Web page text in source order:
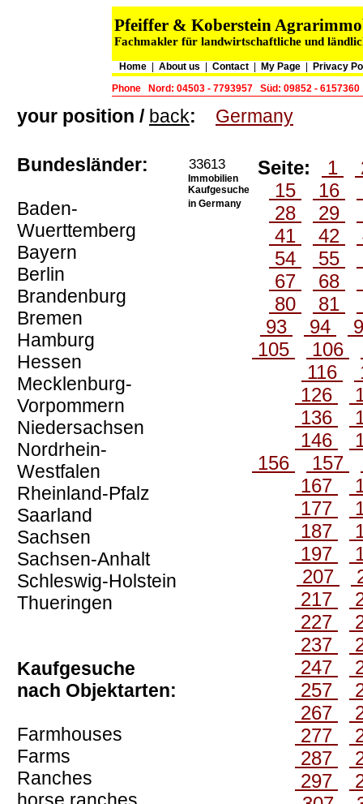
Pfeiffer & Koberstein
Fachmakler für landwirtschaftliche und
Home About us Contact My Page
Privacy
Phone
Nord: 04503 - 7793957 Süd: 09852 - 6157360
your position / back: Germany
Bundesländer:
Baden-
Wuerttemberg
Bayern
Berlin
Brandenburg
Bremen
Hamburg
Hessen
Mecklenburg-
Vorpommern
Niedersachsen
Nordrhein-
Westfalen
Rheinland-Pfalz
Saarland
Sachsen
Sachsen-Anhalt
Schleswig-Holstein
Thueringen
Kaufgesuche
nach Objektarten:
Farmhouses
Farms
Ranches
33613
Immobilien
Kaufgesuche
in Germany
Seite: 1
15
16
28
29
41
42
54
55
67
68
80
81
93
94
105
106
116
126
136
146
156
157
167
177
187
197
207
217
227
237
247
257
267
277
287
297